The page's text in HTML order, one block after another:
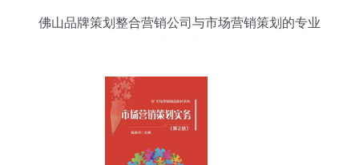
佛山品牌策划整合营销公司与市场营销策划的专业